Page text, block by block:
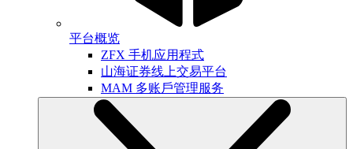
平台概览
ZFX 手机应用程式
山海证券线上交易平台
MAM 多账戶管理服务